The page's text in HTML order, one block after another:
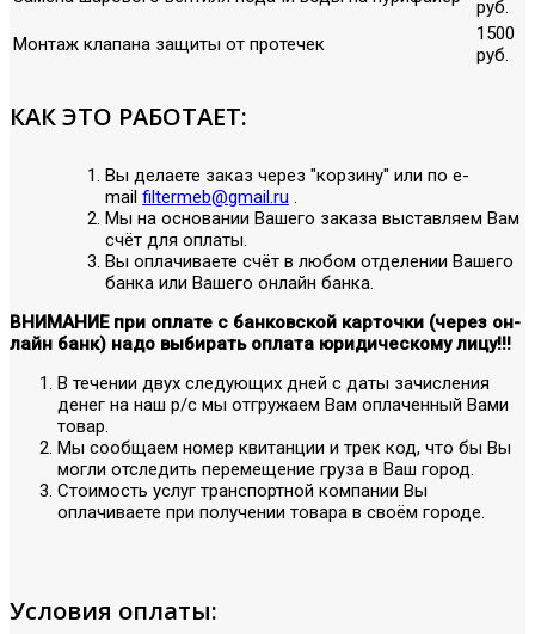
руб.
Монтаж клапана защиты от протечек
1500
руб.
КАК ЭТО РАБОТАЕТ:
Вы делаете заказ через "корзину" или по е-
mail filtermeb@gmail.ru .
Мы на основании Вашего заказа выставляем Вам
счёт для оплаты.
Вы оплачиваете счёт в любом отделении Вашего
банка или Вашего онлайн банка.
ВНИМАНИЕ при оплате с банковской карточки (через он-
лайн банк) надо выбирать оплата юридическому лицу!!!
В течении двух следующих дней с даты зачисления
денег на наш р/с мы отгружаем Вам оплаченный Вами
товар.
Мы сообщаем номер квитанции и трек код, что бы Вы
могли отследить перемещение груза в Ваш город.
Стоимость услуг транспортной компании Вы
оплачиваете при получении товара в своём городе.
Условия оплаты: